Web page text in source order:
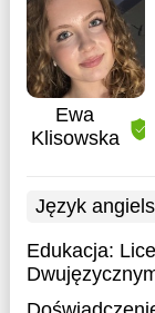
Ewa
Klisowska
Język
Edukacja: